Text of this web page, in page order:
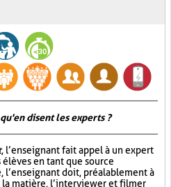
disent les experts ?
, l’enseignant fait appel à un expert
élèves en tant que source
l’enseignant doit, préalablement à
matière, l’interviewer et filmer